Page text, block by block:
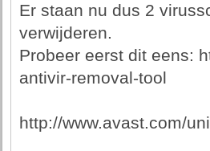
Er staan nu dus 2
verwijderen.
Probeer eerst dit eens:
antivir-removal-tool
http://www.avast.com/